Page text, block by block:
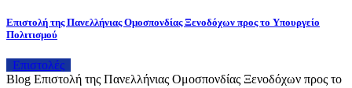
Επιστολή της Πανελλήνιας Ομοσπονδίας Ξενοδόχων προς το Υπουργείο
Πολιτισμού
Επιστολές
Blog Επιστολή της Πανελλήνιας Ομοσπονδίας Ξενοδόχων προς το